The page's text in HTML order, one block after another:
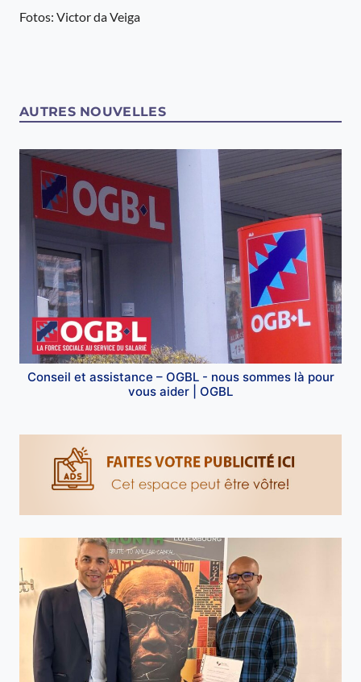
Fotos: Victor da Veiga
AUTRES NOUVELLES
Conseil et assistance – OGBL - nous sommes là pour
vous aider | OGBL